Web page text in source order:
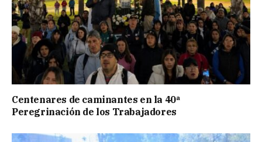
Centenares de caminantes en la 40ª
Peregrinación de los Trabajadores